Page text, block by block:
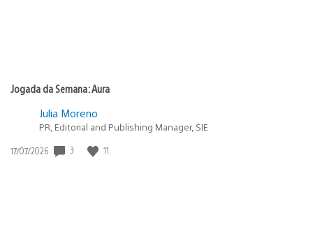
Jogada da Semana: Aura
Julia Moreno
PR, Editorial and Publishing Manager, SIE
Data
17/07/2026 3 11